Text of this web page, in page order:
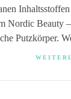
Nordic Beauty
Putzkörper.